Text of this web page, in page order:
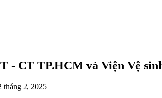
- CT TP.HCM và Viện Vệ
tháng 2, 2025